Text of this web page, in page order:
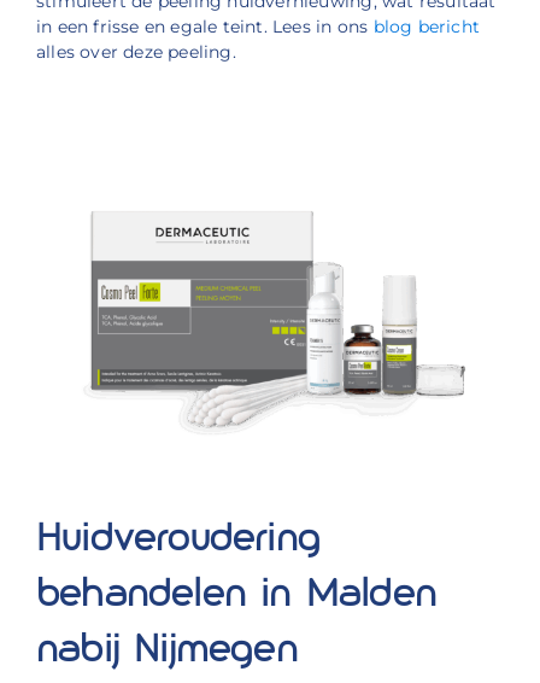
in een frisse en egale teint. Lees in ons blog bericht
alles over deze peeling.
Huidveroudering
behandelen in Malden
nabij Nijmegen